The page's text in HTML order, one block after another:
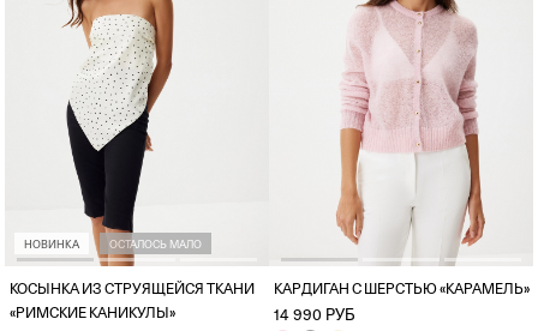
НОВИНКА ОСТАЛОСЬ МАЛО
КОСЫНКА ИЗ СТРУЯЩЕЙСЯ ТКАНИ
«РИМСКИЕ КАНИКУЛЫ»
КАРДИГАН С ШЕРСТЬЮ «КАРАМЕЛЬ»
14 990 РУБ